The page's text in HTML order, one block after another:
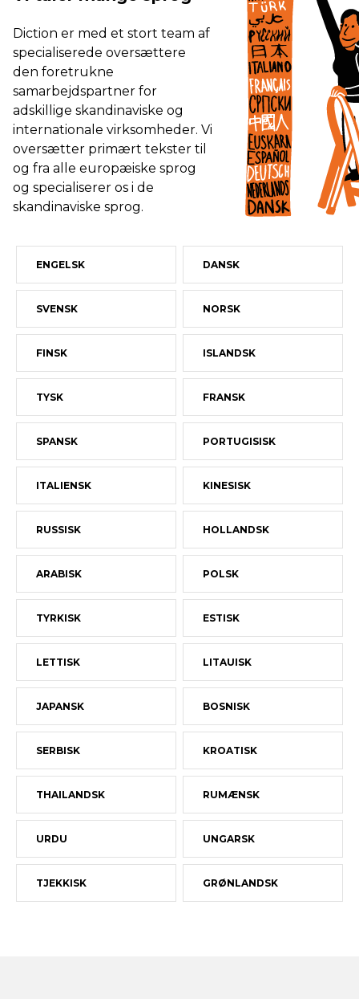
Diction er med et stort team af
specialiserede oversættere
den foretrukne
samarbejdspartner for
adskillige skandinaviske og
internationale virksomheder. Vi
oversætter primært tekster til
og fra alle europæiske sprog
og specialiserer os i de
skandinaviske sprog.
ENGELSK DANSK
SVENSK NORSK
FINSK ISLANDSK
TYSK FRANSK
SPANSK PORTUGISISK
ITALIENSK KINESISK
RUSSISK HOLLANDSK
ARABISK POLSK
TYRKISK ESTISK
LETTISK LITAUISK
JAPANSK BOSNISK
SERBISK KROATISK
THAILANDSK RUMÆNSK
URDU UNGARSK
TJEKKISK GRØNLANDSK